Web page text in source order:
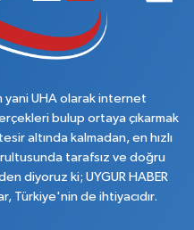
UHA olarak internet
bulup ortaya çıkarmak
altında kalmadan, en hızlı
tarafsız ve doğru
diyoruz ki; UYGUR HABER
Türkiye'nin de ihtiyacıdır.